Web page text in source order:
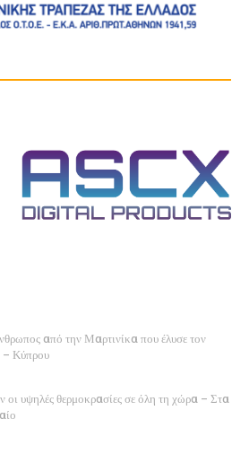
από την Μαρτινίκα που έλυσε τον
– Κύπρου
υψηλές θερμοκρασίες σε όλη τη χώρα – Στα